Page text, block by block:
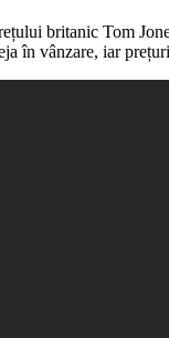
britanic Tom
în vânzare, iar